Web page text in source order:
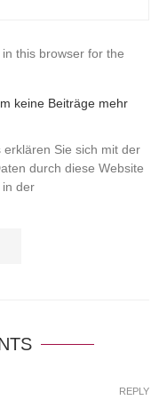
this browser for the
keine Beiträge mehr
Sie sich mit der
durch diese Website
in der
REPLY